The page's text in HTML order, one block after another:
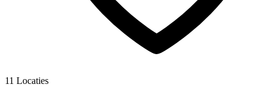
11 Locaties